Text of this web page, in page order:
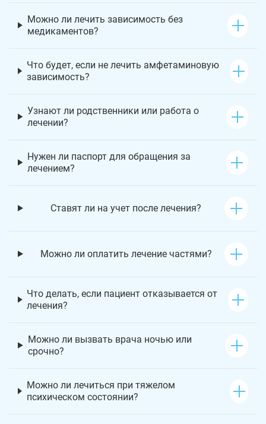
Можно ли лечить зависимость без
медикаментов?
Что будет, если не лечить амфетаминовую
зависимость?
Узнают ли родственники или работа о
лечении?
Нужен ли паспорт для обращения за
лечением?
Ставят ли на учет после лечения?
Можно ли оплатить лечение частями?
Что делать, если пациент отказывается от
лечения?
Можно ли вызвать врача ночью или
срочно?
Можно ли лечиться при тяжелом
психическом состоянии?